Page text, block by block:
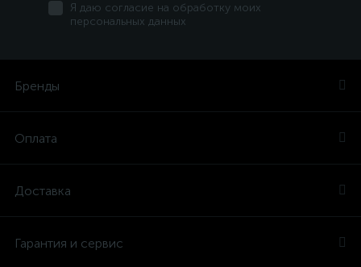
Я даю согласие на обработку моих
персональных данных
Бренды
Оплата
Доставка
Гарантия и сервис